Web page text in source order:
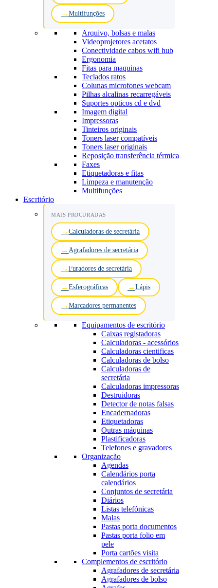
Multifunções
Arquivo, bolsas e malas
Videoprojetores acetatos
Conectividade cabos wifi hub
Ergonomia
Fitas para maquinas
Teclados ratos
Colunas microfones webcam
Pilhas alcalinas recarregáveis
Suportes opticos cd e dvd
Imagem digital
Impressoras
Tinteiros originais
Toners laser compatíveis
Toners laser originais
Reposição transferência térmica
Faxes
Etiquetadoras e fitas
Limpeza e manutenção
Multifunções
Escritório
MAIS PROCURADAS
Calculadoras de secretária
Agrafadores de secretária
Furadores de secretária
Esferográficas Lápis
Marcadores permanentes
Equipamentos de escritório
Caixas registadoras
Calculadoras - acessórios
Calculadoras cientificas
Calculadoras de bolso
Calculadoras de
secretária
Calculadoras impressoras
Destruidoras
Detector de notas falsas
Encadernadoras
Etiquetadoras
Outras máquinas
Plastificadoras
Telefones e gravadores
Organização
Agendas
Calendários porta
calendários
Conjuntos de secretária
Diários
Listas telefónicas
Malas
Pastas porta documentos
Pastas porta folio em
pele
Porta cartões visita
Complementos de escritório
Agrafadores de secretária
Agrafadores de bolso